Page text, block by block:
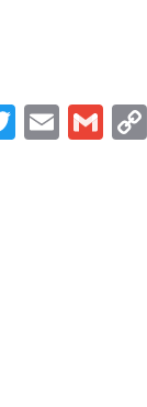
Twitter
Email